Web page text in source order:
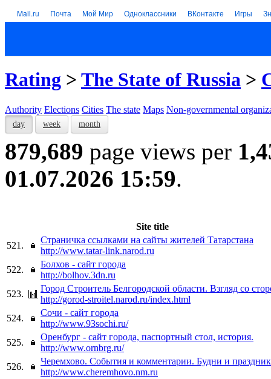
Mail.ru Почта Мой Мир Одноклассники ВКонтакте Игры
Rating > The State of Russia >
Authority Elections Cities The state Maps Non-governmental
day week month
879,689 page views per
01.07.2026 15:59.
Site title
521.
Страничка ссылками на сайты жителей Татарстана
http://www.tatar-link.narod.ru
522.
Болхов - сайт города
http://bolhov.3dn.ru
523.
Город Строитель Белгородской области. Взгляд со
http://gorod-stroitel.narod.ru/index.html
524.
Сочи - сайт города
http://www.93sochi.ru/
525.
Оренбург - сайт города, паспортный стол, история.
http://www.ornbrg.ru/
526.
Черемхово. События и комментарии. Будни и
http://www.cheremhovo.nm.ru